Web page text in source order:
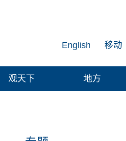
移动
English
观天下 地方